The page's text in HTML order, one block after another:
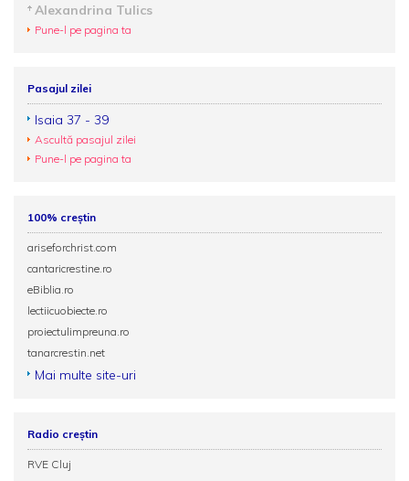
Alexandrina Tulics
Pune-l pe pagina ta
Pasajul zilei
Isaia 37 - 39
Ascultă pasajul zilei
Pune-l pe pagina ta
100% creștin
ariseforchrist.com
cantaricrestine.ro
eBiblia.ro
lectiicuobiecte.ro
proiectulimpreuna.ro
tanarcrestin.net
Mai multe site-uri
Radio creștin
RVE Cluj